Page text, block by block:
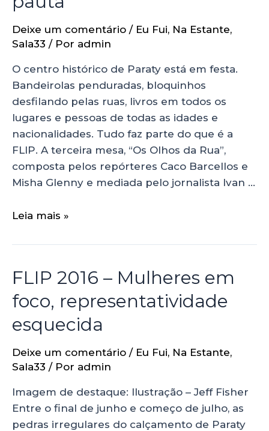
Deixe um comentário / Eu Fui, Na Estante,
Sala33 / Por admin
O centro histórico de Paraty está em festa.
Bandeirolas penduradas, bloquinhos
desfilando pelas ruas, livros em todos os
lugares e pessoas de todas as idades e
nacionalidades. Tudo faz parte do que é a
FLIP. A terceira mesa, “Os Olhos da Rua”,
composta pelos repórteres Caco Barcellos e
Misha Glenny e mediada pelo jornalista Ivan …
Leia mais »
FLIP 2016 – Mulheres em
foco, representatividade
esquecida
Deixe um comentário / Eu Fui, Na Estante,
Sala33 / Por admin
Imagem de destaque: Ilustração – Jeff Fisher
Entre o final de junho e começo de julho, as
pedras irregulares do calçamento de Paraty